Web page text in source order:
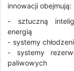
innowacji obejmują:
- sztuczną
energią
- systemy
- systemy
paliwowych